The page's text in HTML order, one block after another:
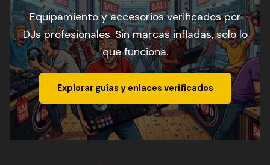
Equipamiento y accesorios verificados por
DJs profesionales. Sin marcas infladas, solo lo
que funciona.
Explorar guías y enlaces verificados